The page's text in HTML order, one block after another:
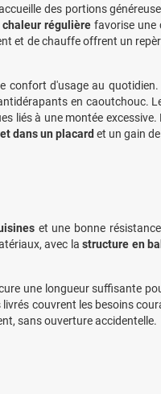
des portions
régulière favorise une
et de chauffe offrent un
confort d'usage au
en caoutchouc.
liés à une montée
dans un placard et un gain
et une bonne
avec lastructure en
une longueur suffisante
couvrent les besoins
sans ouverture accidentelle.